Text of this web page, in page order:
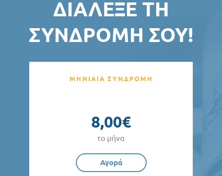
ΔΙΆΛΕΞΕ ΤΗ
ΣΥΝΔΡΟΜΉ ΣΟΥ!
ΜΗΝΙΑΙΑ ΣΥΝΔΡΟΜΗ
8,00€
το μήνα
Αγορά